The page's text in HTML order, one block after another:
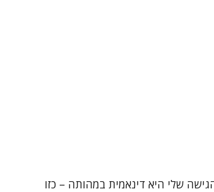
ביותר לשינוי. הגישה שלי היא דינאמית במהותה – כזו